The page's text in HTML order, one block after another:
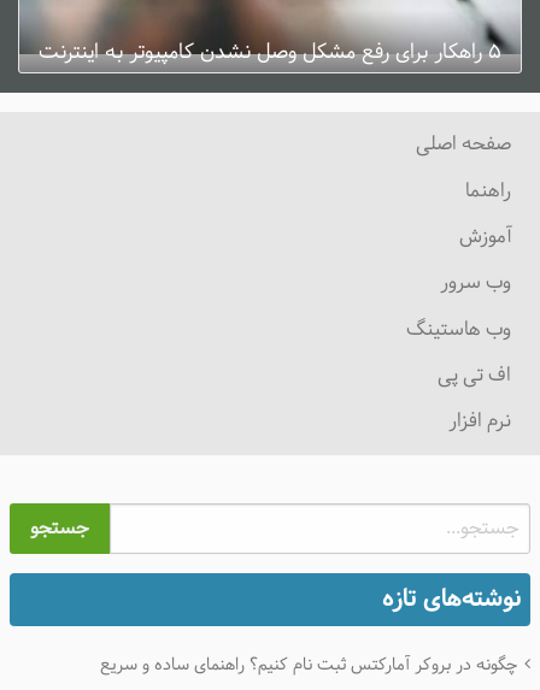
۵ راهکار برای رفع مشکل وصل نشدن کامپیوتر به اینترنت
صفحه اصلی
راهنما
آموزش
وب سرور
وب هاستینگ
اف تی پی
نرم افزار
جستجو
نوشته‌های تازه
چگونه در بروکر آمارکتس ثبت نام کنیم؟ راهنمای ساده و سریع